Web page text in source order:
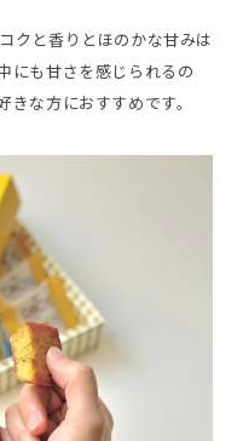
クと香りとほのかな甘みは
にも甘さを感じられるの
きな方におすすめです。